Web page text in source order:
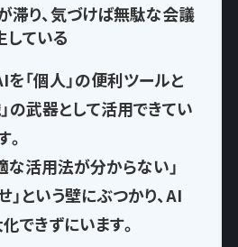
り、気づけば無駄な会議
している
「個人」の便利ツールと
」の武器として活用できてい
。
な活用法が分からない」
」という壁にぶつかり、AI
できずにいます。